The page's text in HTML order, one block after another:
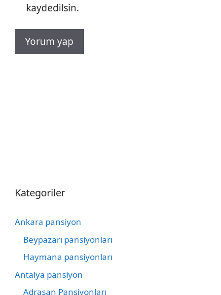
kaydedilsin.
Kategoriler
Ankara pansiyon
Beypazarı pansiyonları
Haymana pansiyonları
Antalya pansiyon
Adrasan Pansiyonları